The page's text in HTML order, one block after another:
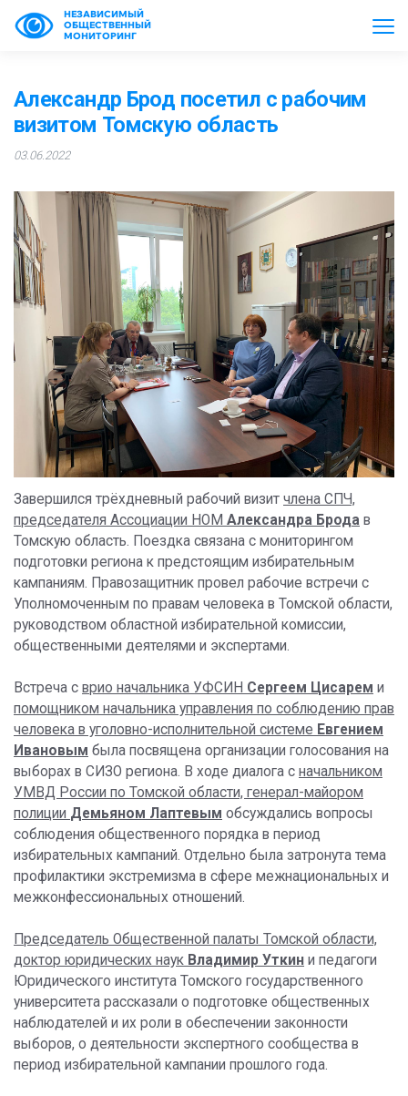
НЕЗАВИСИМЫЙ
ОБЩЕСТВЕННЫЙ
МОНИТОРИНГ
Александр Брод посетил с рабочим
визитом Томскую область
03.06.2022
Завершился трёхдневный рабочий визит члена СПЧ,
председателя Ассоциации НОМ Александра Брода в
Томскую область. Поездка связана с мониторингом
подготовки региона к предстоящим избирательным
кампаниям. Правозащитник провел рабочие встречи с
Уполномоченным по правам человека в Томской области,
руководством областной избирательной комиссии,
общественными деятелями и экспертами.
Встреча с врио начальника УФСИН Сергеем Цисарем и
помощником начальника управления по соблюдению прав
человека в уголовно-исполнительной системе Евгением
Ивановым была посвящена организации голосования на
выборах в СИЗО региона. В ходе диалога с начальником
УМВД России по Томской области, генерал-майором
полиции Демьяном Лаптевым обсуждались вопросы
соблюдения общественного порядка в период
избирательных кампаний. Отдельно была затронута тема
профилактики экстремизма в сфере межнациональных и
межконфессиональных отношений.
Председатель Общественной палаты Томской области,
доктор юридических наук Владимир Уткин и педагоги
Юридического института Томского государственного
университета рассказали о подготовке общественных
наблюдателей и их роли в обеспечении законности
выборов, о деятельности экспертного сообщества в
период избирательной кампании прошлого года.